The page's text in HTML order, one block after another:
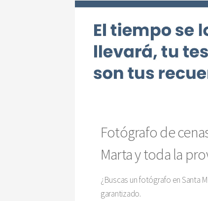
Fotógrafo de
Marta y toda la
¿Buscas un fotógrafo en Santa
garantizado.